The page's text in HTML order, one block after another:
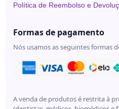
Política de Reembolso e
Formas de pagamento
Nós usamos as seguintes formas
A venda de produtos é restrita à